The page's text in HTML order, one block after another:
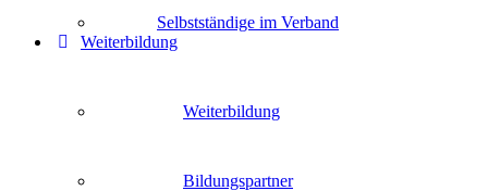
Selbstständige im Verband
Weiterbildung
Weiterbildung
Bildungspartner